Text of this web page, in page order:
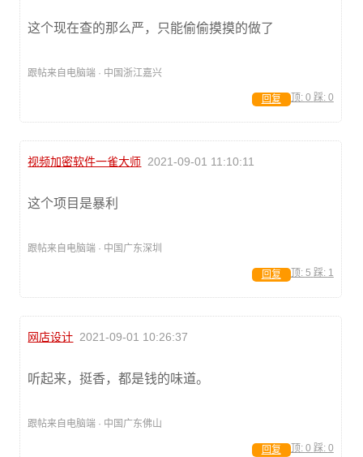
这个现在查的那么严，只能偷偷摸摸的做了
跟帖来自电脑端 · 中国浙江嘉兴
顶: 0 踩: 0
回复
视频加密软件一雀大师 2021-09-01 11:10:11
这个项目是暴利
跟帖来自电脑端 · 中国广东深圳
顶: 5 踩: 1
回复
网店设计 2021-09-01 10:26:37
听起来，挺香，都是钱的味道。
跟帖来自电脑端 · 中国广东佛山
顶: 0 踩: 0
回复